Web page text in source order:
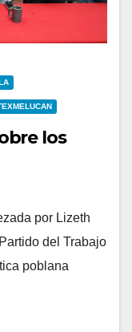
los
por Lizeth
del Trabajo
poblana